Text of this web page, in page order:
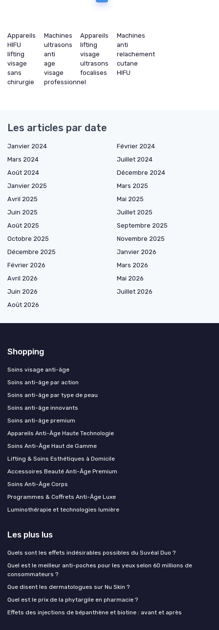
Appareils
HIFU
lifting
visage
sans
chirurgie
Machines
ultrasons
anti
age
visage
professionnel
Appareils
lifting
visage
ultrasons
focalises
Machines
anti
relachement
cutane
HIFU
Les articles par date
Janvier 2024
Février 2024
Mars 2024
Juillet 2024
Août 2024
Décembre 2024
Janvier 2025
Mars 2025
Avril 2025
Mai 2025
Juin 2025
Juillet 2025
Août 2025
Septembre 2025
Octobre 2025
Novembre 2025
Décembre 2025
Janvier 2026
Février 2026
Mars 2026
Avril 2026
Mai 2026
Juin 2026
Juillet 2026
Août 2026
Shopping
Soins visage anti-âge
Soins anti-âge par action
Soins anti-âge par type de peau
Soins anti-âge innovants
Soins anti-âge premium
Appareils Anti-Âge Haute Technologie
Soins Anti-Âge Haut de Gamme
Lifting & Soins Esthétiques à Domicile
Accessoires Beauté Anti-Âge Premium
Soins Anti-Âge Corps
Programmes & Coffrets Anti-Âge Luxe
Luminothérapie et technologies lumière
Les plus lus
Quels sont les effets indésirables possibles du Suvéal Duo ?
Quel est le meilleur anti-poches pour les yeux selon 60 millions de
consommateurs ?
Que disent les dermatologues sur Nu Skin ?
Quel est le prix de la phytargile en pharmacie ?
Effets des injections de bépanthène et biotine : avant et après